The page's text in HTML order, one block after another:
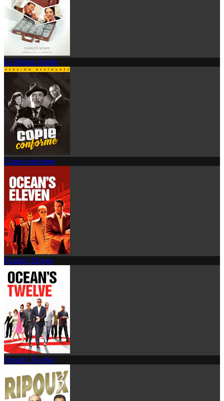
La Bonne Année
Copie conforme
Ocean's Eleven
Ocean's Twelve